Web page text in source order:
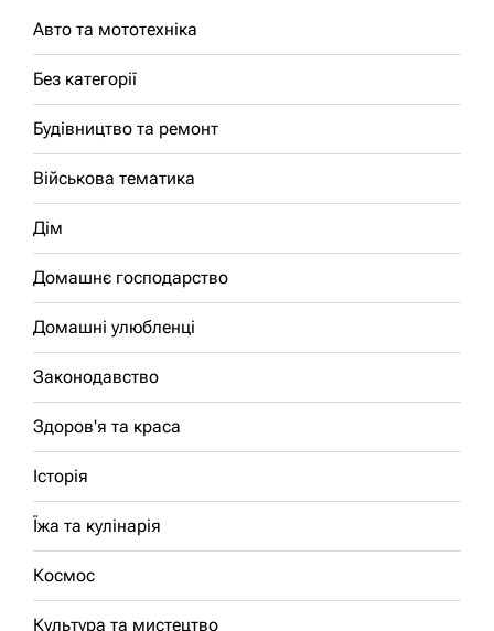
Авто та мототехніка
Без категорії
Будівництво та ремонт
Військова тематика
Дім
Домашнє господарство
Домашні улюбленці
Законодавство
Здоров'я та краса
Історія
Їжа та кулінарія
Космос
Культура та мистецтво